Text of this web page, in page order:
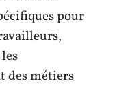
pour
des métiers